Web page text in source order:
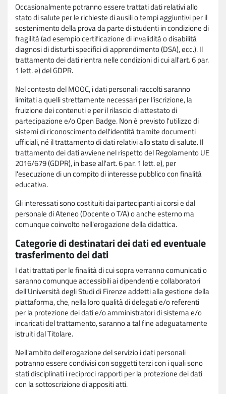
Occasionalmente potranno essere trattati dati relativi allo
stato di salute per le richieste di ausili o tempi aggiuntivi per il
sostenimento della prova da parte di studenti in condizione di
fragilità (ad esempio certificazione di invalidità o disabilità
diagnosi di disturbi specifici di apprendimento (DSA), ecc.). Il
trattamento dei dati rientra nelle condizioni di cui all'art. 6 par.
1 lett. e) del GDPR.
Nel contesto del MOOC, i dati personali raccolti saranno
limitati a quelli strettamente necessari per l'iscrizione, la
fruizione dei contenuti e per il rilascio di attestato di
partecipazione e/o Open Badge. Non è previsto l'utilizzo di
sistemi di riconoscimento dell'identità tramite documenti
ufficiali, né il trattamento di dati relativi allo stato di salute. Il
trattamento dei dati avviene nel rispetto del Regolamento UE
2016/679 (GDPR), in base all'art. 6 par. 1 lett. e), per
l'esecuzione di un compito di interesse pubblico con finalità
educativa.
Gli interessati sono costituiti dai partecipanti ai corsi e dal
personale di Ateneo (Docente o T/A) o anche esterno ma
comunque coinvolto nell'erogazione della didattica.
Categorie di destinatari dei dati ed eventuale
trasferimento dei dati
I dati trattati per le finalità di cui sopra verranno comunicati o
saranno comunque accessibili ai dipendenti e collaboratori
dell'Università degli Studi di Firenze addetti alla gestione della
piattaforma, che, nella loro qualità di delegati e/o referenti
per la protezione dei dati e/o amministratori di sistema e/o
incaricati del trattamento, saranno a tal fine adeguatamente
istruiti dal Titolare.
Nell'ambito dell'erogazione del servizio i dati personali
potranno essere condivisi con soggetti terzi con i quali sono
stati disciplinati i reciproci rapporti per la protezione dei dati
con la sottoscrizione di appositi atti.